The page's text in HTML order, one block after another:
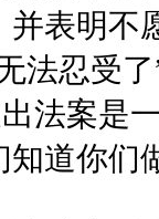
表明不
法忍受
法案是
知道你们